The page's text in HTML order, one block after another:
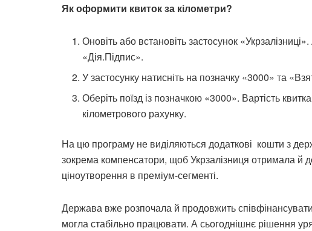
Як оформити квиток за кілометри?
Оновіть або встановіть застосунок
«Дія.Підпис».
У застосунку натисніть на позначку «3000» та
Оберіть поїзд із позначкою «3000». Вартість
кілометрового рахунку.
На цю програму не виділяються додаткові кошти з
зокрема компенсатори, щоб Укрзалізниця отримала й
ціноутворення в преміум-сегменті.
Держава вже розпочала й продовжить
могла стабільно працювати. А сьогоднішнє рішення